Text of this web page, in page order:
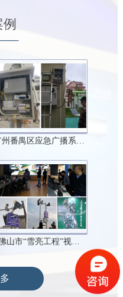
州番禺区应急广播系…
山市“雪亮工程”视…